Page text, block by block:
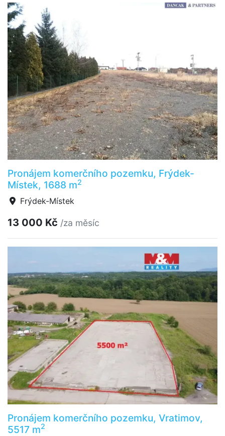
Pronájem komerčního pozemku, Frýdek-
Místek, 1688 m2
Frýdek-Místek
13 000 Kč /za měsíc
Pronájem komerčního pozemku, Vratimov,
5517 m2